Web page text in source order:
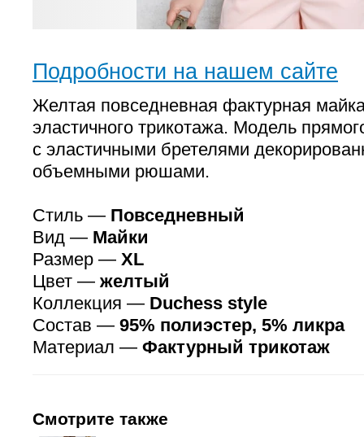
Подробности на нашем сайте
Желтая повседневная фактурная
эластичного трикотажа. Модель
с эластичными бретелями
объемными рюшами.
Стиль — Повседневный
Вид — Майки
Размер — XL
Цвет — желтый
Коллекция — Duchess style
Состав — 95% полиэстер, 5% ликра
Материал — Фактурный трикотаж
Смотрите также